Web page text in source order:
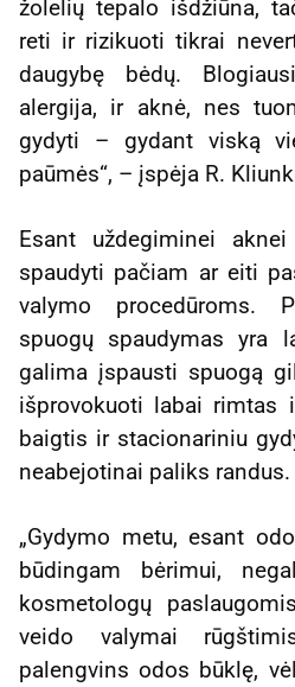
žolelių tepalo išdžiūna,
reti ir rizikuoti tikrai
daugybę bėdų.
alergija, ir aknė, nes
gydyti – gydant viską
paūmės“, – įspėja R.
Esant uždegiminei
spaudyti pačiam ar eiti
valymo procedūroms.
spuogų spaudymas yra
galima įspausti spuogą
išprovokuoti labai rimtas
baigtis ir stacionariniu
neabejotinai paliks randus.
„Gydymo metu, esant
būdingam bėrimui,
kosmetologų
veido valymai
palengvins odos būklę,